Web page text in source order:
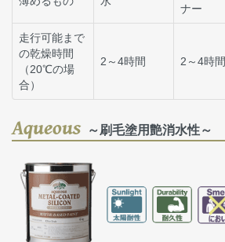
ナー
走行可能まで
の乾燥時間
（20℃の場
合）
2～4時間 2～4時間
Aqueous ～刷毛塗用艶消水性～